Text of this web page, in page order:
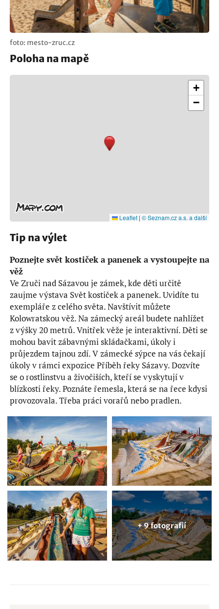
foto: mesto-zruc.cz
Poloha na mapě
+
−
Leaflet | © Seznam.cz a.s. a další
Tip na výlet
Poznejte svět kostiček a panenek a vystoupejte na
věž
Ve Zruči nad Sázavou je zámek, kde děti určitě
zaujme výstava Svět kostiček a panenek. Uvidíte tu
exempláře z celého světa. Navštívit můžete
Kolowratskou věž. Na zámecký areál budete nahlížet
z výšky 20 metrů. Vnitřek věže je interaktivní. Děti se
mohou bavit zábavnými skládačkami, úkoly i
průjezdem tajnou zdí. V zámecké sýpce na vás čekají
úkoly v rámci expozice Příběh řeky Sázavy. Dozvíte
se o rostlinstvu a živočiších, kteří se vyskytují v
blízkosti řeky. Poznáte řemesla, která se na řece kdysi
provozovala. Třeba práci vorařů nebo pradlen.
+ 9 fotografií